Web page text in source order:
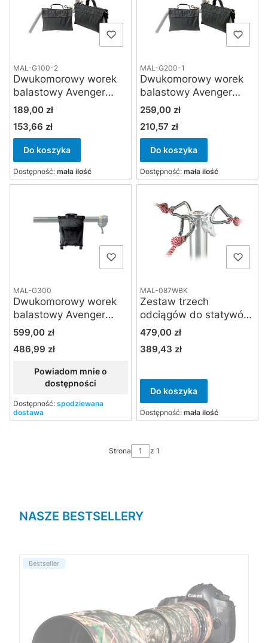
MAL-G100-2
Dwukomorowy worek
balastowy Avenger
G100 (6 kg)
Cena
189,00 zł
Cena
153,66 zł
Do koszyka
Dostępność: mała ilość
MAL-G200-1
Dwukomorowy worek
balastowy Avenger
G200 (12 kg)
Cena
259,00 zł
Cena
210,57 zł
Do koszyka
Dostępność: mała ilość
MAL-G300
Dwukomorowy worek
balastowy Avenger
G300 (35 kg)
Cena
599,00 zł
Cena
486,99 zł
Powiadom mnie o
dostępności
Dostępność: spodziewana
dostawa
MAL-087WBK
Zestaw trzech
odciągów do statywów
oświetleniowych
087WBK
Cena
479,00 zł
Cena
389,43 zł
Do koszyka
Dostępność: mała ilość
Strona z 1
NASZE BESTSELLERY
Bestseller